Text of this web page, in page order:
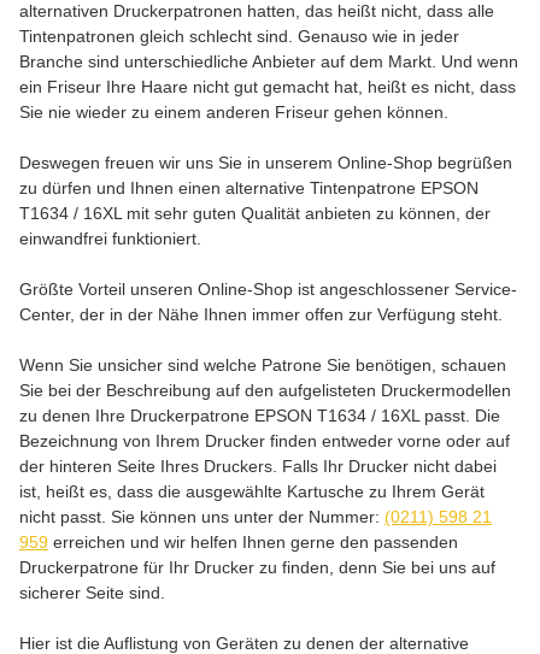
alternativen Druckerpatronen hatten, das heißt nicht, dass alle
Tintenpatronen gleich schlecht sind. Genauso wie in jeder
Branche sind unterschiedliche Anbieter auf dem Markt. Und wenn
ein Friseur Ihre Haare nicht gut gemacht hat, heißt es nicht, dass
Sie nie wieder zu einem anderen Friseur gehen können.
Deswegen freuen wir uns Sie in unserem Online-Shop begrüßen
zu dürfen und Ihnen einen alternative Tintenpatrone EPSON
T1634 / 16XL mit sehr guten Qualität anbieten zu können, der
einwandfrei funktioniert.
Größte Vorteil unseren Online-Shop ist angeschlossener Service-
Center, der in der Nähe Ihnen immer offen zur Verfügung steht.
Wenn Sie unsicher sind welche Patrone Sie benötigen, schauen
Sie bei der Beschreibung auf den aufgelisteten Druckermodellen
zu denen Ihre Druckerpatrone EPSON T1634 / 16XL passt. Die
Bezeichnung von Ihrem Drucker finden entweder vorne oder auf
der hinteren Seite Ihres Druckers. Falls Ihr Drucker nicht dabei
ist, heißt es, dass die ausgewählte Kartusche zu Ihrem Gerät
nicht passt. Sie können uns unter der Nummer: (0211) 598 21
959 erreichen und wir helfen Ihnen gerne den passenden
Druckerpatrone für Ihr Drucker zu finden, denn Sie bei uns auf
sicherer Seite sind.
Hier ist die Auflistung von Geräten zu denen der alternative